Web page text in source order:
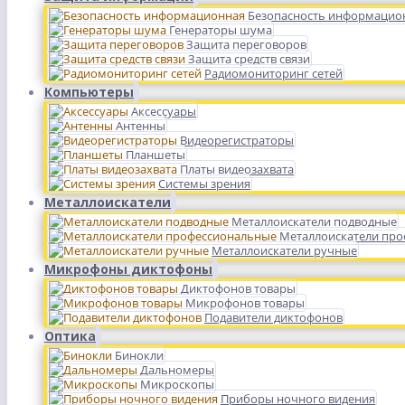
Безопасность
Генераторы шума
Защита переговоров
Защита средств связи
Радиомониторинг сетей
Компьютеры
Аксессуары
Антенны
Видеорегистраторы
Планшеты
Платы видеозахвата
Системы зрения
Металлоискатели
Металлоискатели подводные
Металлоискатели
Металлоискатели ручные
Микрофоны диктофоны
Диктофонов товары
Микрофонов товары
Подавители диктофонов
Оптика
Бинокли
Дальномеры
Микроскопы
Приборы ночного видения